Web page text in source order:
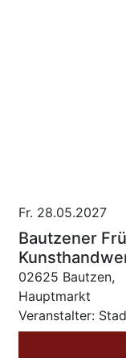
Fr. 28.05.2027
Bautzener
02625 Bautzen,
Hauptmarkt
Veranstalter: